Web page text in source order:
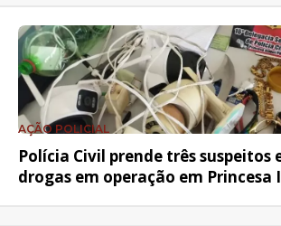
AÇÃO POLICIAL
Polícia Civil prende três suspeitos
drogas em operação em Princesa